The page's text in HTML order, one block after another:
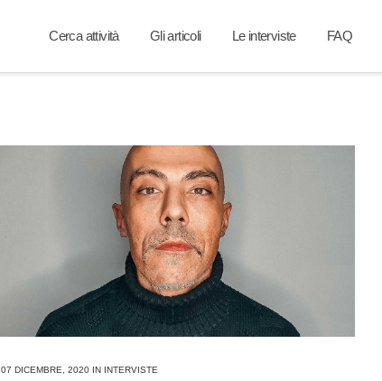
Cerca attività Gli articoli Le interviste FAQ
07 DICEMBRE, 2020 IN INTERVISTE